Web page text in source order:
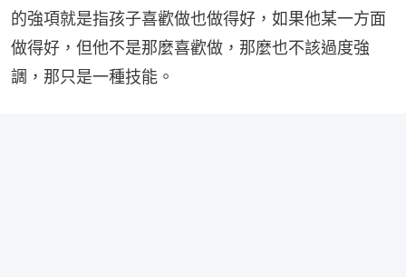
的強項就是指孩子喜歡做也做得好，如果他某一方面
做得好，但他不是那麼喜歡做，那麼也不該過度強
調，那只是一種技能。